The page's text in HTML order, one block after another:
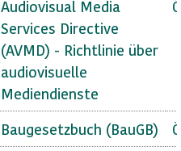
Audiovisual Media
Services Directive
(AVMD) - Richtlinie über
audiovisuelle
Mediendienste
Baugesetzbuch (BauGB)